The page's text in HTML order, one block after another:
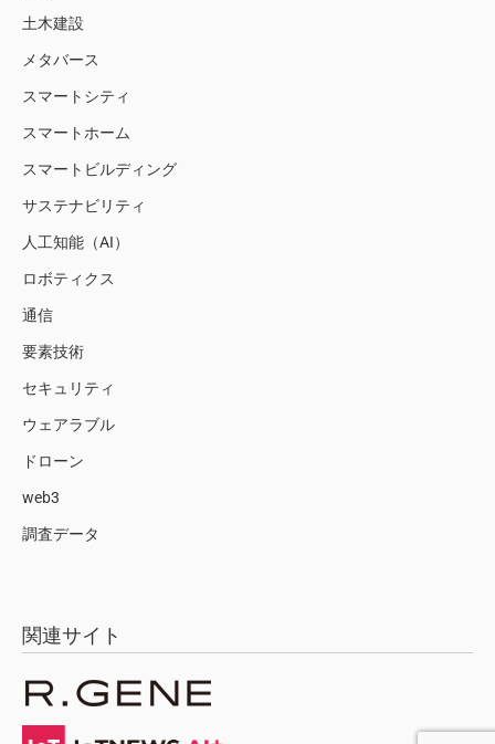
土木建設
メタバース
スマートシティ
スマートホーム
スマートビルディング
サステナビリティ
人工知能（AI）
ロボティクス
通信
要素技術
セキュリティ
ウェアラブル
ドローン
web3
調査データ
関連サイト